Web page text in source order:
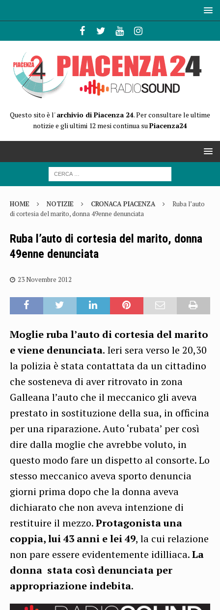
Questo sito è l'archivio di Piacenza 24. Per consultare le ultime
notizie e gli ultimi 12 mesi continua suPiacenza24
HOME NOTIZIE CRONACA PIACENZA
Ruba l’auto
di cortesia del marito, donna 49enne denunciata
Ruba l’auto di cortesia del marito, donna
49enne denunciata
23 Novembre 2012
Moglie ruba l’auto di cortesia del marito
e viene denunciata. Ieri sera verso le 20,30
la polizia è stata contattata da un cittadino
che sosteneva di aver ritrovato in zona
Galleana l’auto che il meccanico gli aveva
prestato in sostituzione della sua, in officina
per una riparazione. Auto ‘rubata’ per così
dire dalla moglie che avrebbe voluto, in
questo modo fare un dispetto al consorte. Lo
stesso meccanico aveva sporto denuncia
giorni prima dopo che la donna aveva
dichiarato che non aveva intenzione di
restituire il mezzo.Protagonista una
coppia, lui 43 anni e lei 49, la cui relazione
non pare essere evidentemente idilliaca.La
donna stata così denunciata per
appropriazione indebita.